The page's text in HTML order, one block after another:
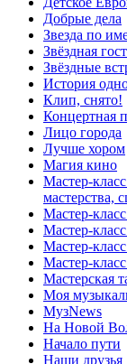
Добрые дела
Звезда по
Звёздная
Звёздные
История
Клип, снято!
Концертная
Лицо города
Лучше хором
Магия кино
Мастер-
мастерства,
Мастер-
Мастер-
Мастер-
Мастер-
Мастерская
Моя
МузNews
На Новой
Начало пути
Наши друзья